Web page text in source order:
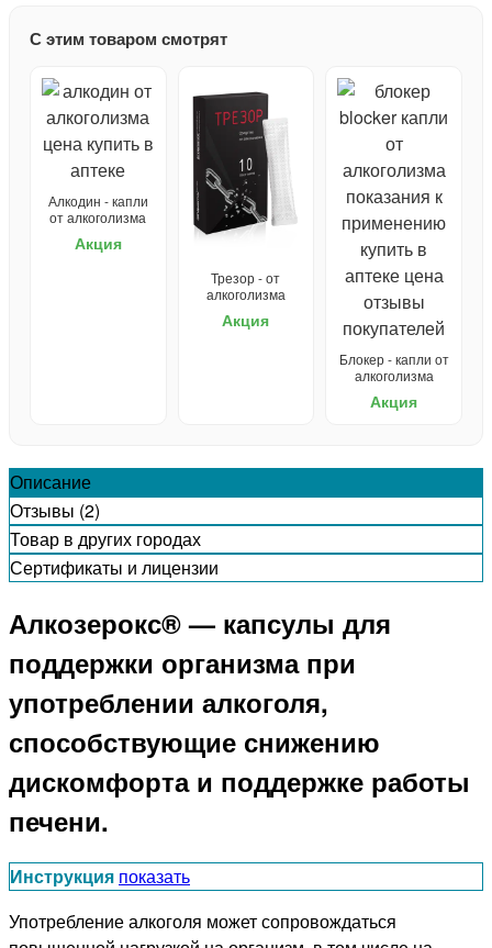
С этим товаром смотрят
Алкодин - капли
от алкоголизма
Акция
Трезор - от
алкоголизма
Акция
Блокер - капли от
алкоголизма
Акция
Описание
Отзывы (2)
Товар в других городах
Сертификаты и лицензии
Алкозерокс® — капсулы для
поддержки организма при
употреблении алкоголя,
способствующие снижению
дискомфорта и поддержке работы
печени.
Инструкция показать
Употребление алкоголя может сопровождаться